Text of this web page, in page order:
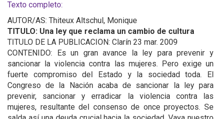
Texto completo:
AUTOR/AS: Thiteux Altschul, Monique
TITULO: Una ley que reclama un cambio de cultura
TITULO DE LA PUBLICACION: Clarín 23 mar. 2009
CONTENIDO: Es un gran avance la ley para prevenir y
sancionar la violencia contra las mujeres. Pero exige un
fuerte compromiso del Estado y la sociedad toda. El
Congreso de la Nación acaba de sancionar la ley para
prevenir, sancionar y erradicar la violencia contra las
mujeres, resultante del consenso de once proyectos. Se